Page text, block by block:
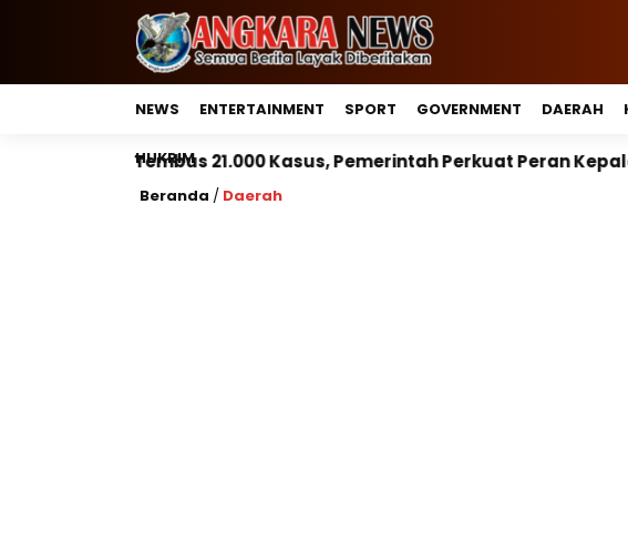
NEWS ENTERTAINMENT SPORT GOVERNMENT DAERAH
HUKRIM
Kasus, Pemerintah Perkuat Peran Kepala Daerah Untuk
Beranda / Daerah